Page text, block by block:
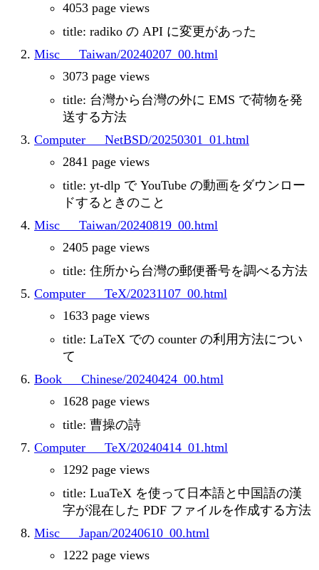
4053 page views
title: radiko の API に変更があった
Misc___Taiwan/20240207_00.html
3073 page views
title: 台灣から台灣の外に EMS で荷物を発
送する方法
Computer___NetBSD/20250301_01.html
2841 page views
title: yt-dlp で YouTube の動画をダウンロー
ドするときのこと
Misc___Taiwan/20240819_00.html
2405 page views
title: 住所から台灣の郵便番号を調べる方法
Computer___TeX/20231107_00.html
1633 page views
title: LaTeX での counter の利用方法につい
て
Book___Chinese/20240424_00.html
1628 page views
title: 曹操の詩
Computer___TeX/20240414_01.html
1292 page views
title: LuaTeX を使って日本語と中国語の漢
字が混在した PDF ファイルを作成する方法
Misc___Japan/20240610_00.html
1222 page views